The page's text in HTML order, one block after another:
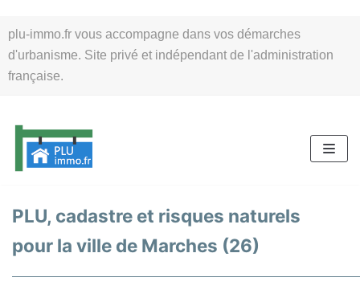
plu-immo.fr vous accompagne dans vos démarches
d'urbanisme. Site privé et indépendant de l'administration
française.
au
contenu
PLU, cadastre et risques naturels
pour la ville de Marches (26)